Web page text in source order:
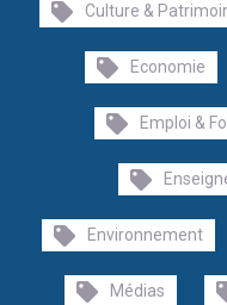
Culture &
Economie
Emploi &
Environnement
Médias